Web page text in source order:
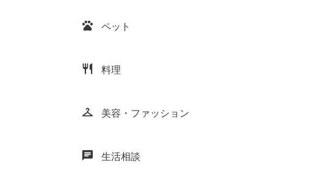
pets ペット
restaurant 料理
checkroom 美容・ファッション
chat 生活相談